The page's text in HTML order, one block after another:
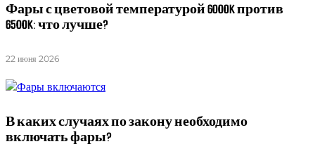
Фары с цветовой температурой 6000K против
6500K: что лучше?
22 июня 2026
В каких случаях по закону необходимо
включать фары?